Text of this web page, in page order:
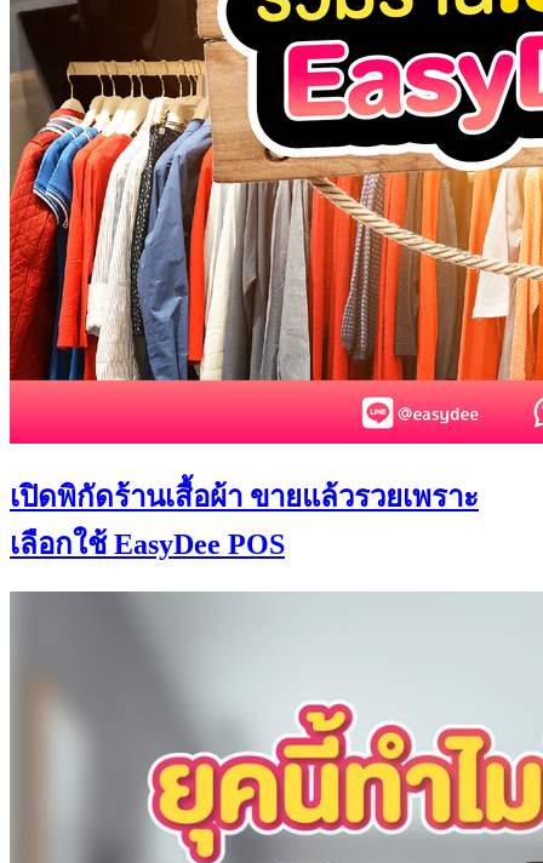
เปิดพิกัดร้านเสื้อผ้า ขายแล้วรวยเพราะ
เลือกใช้ EasyDee POS